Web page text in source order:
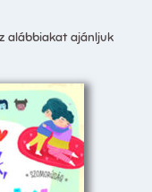
alábbiakat ajánljuk